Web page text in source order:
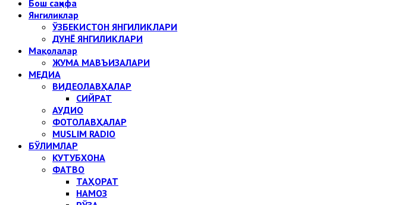
Бош саҳифа
Янгиликлар
ЎЗБЕКИСТОН ЯНГИЛИКЛАРИ
ДУНЁ ЯНГИЛИКЛАРИ
Мақолалар
ЖУМА МАВЪИЗАЛАРИ
МЕДИА
ВИДЕОЛАВҲАЛАР
СИЙРАТ
АУДИО
ФОТОЛАВҲАЛАР
MUSLIM RADIO
БЎЛИМЛАР
КУТУБХОНА
ФАТВО
ТАҲОРАТ
НАМОЗ